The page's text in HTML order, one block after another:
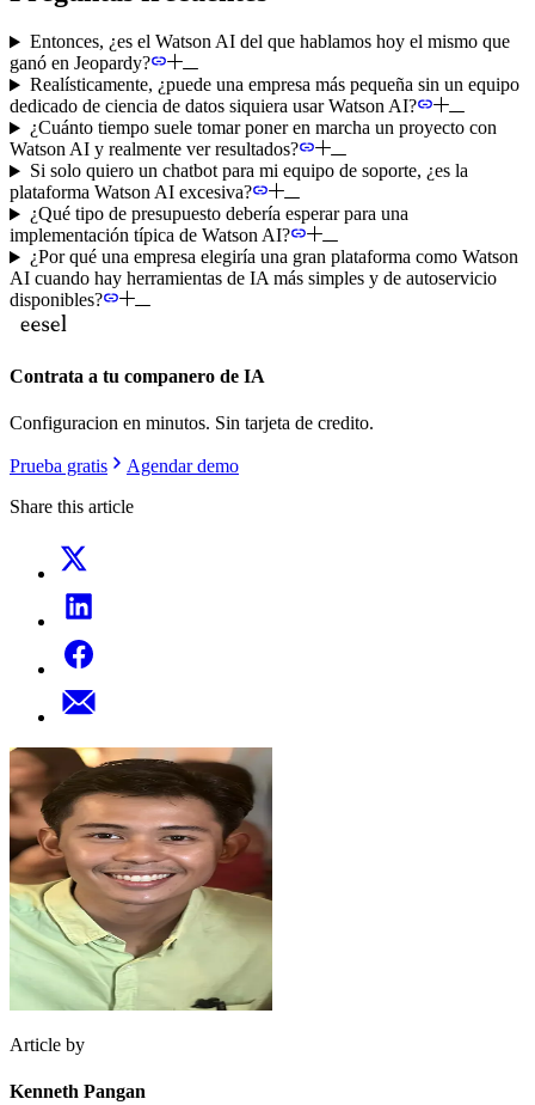
Entonces, ¿es el Watson AI del que hablamos hoy el mismo que
ganó en Jeopardy?
Realísticamente, ¿puede una empresa más pequeña sin un equipo
dedicado de ciencia de datos siquiera usar Watson AI?
¿Cuánto tiempo suele tomar poner en marcha un proyecto con
Watson AI y realmente ver resultados?
Si solo quiero un chatbot para mi equipo de soporte, ¿es la
plataforma Watson AI excesiva?
¿Qué tipo de presupuesto debería esperar para una
implementación típica de Watson AI?
¿Por qué una empresa elegiría una gran plataforma como Watson
AI cuando hay herramientas de IA más simples y de autoservicio
disponibles?
Contrata a tu companero de IA
Configuracion en minutos. Sin tarjeta de credito.
Prueba gratis
Agendar demo
Share this article
Article by
Kenneth Pangan